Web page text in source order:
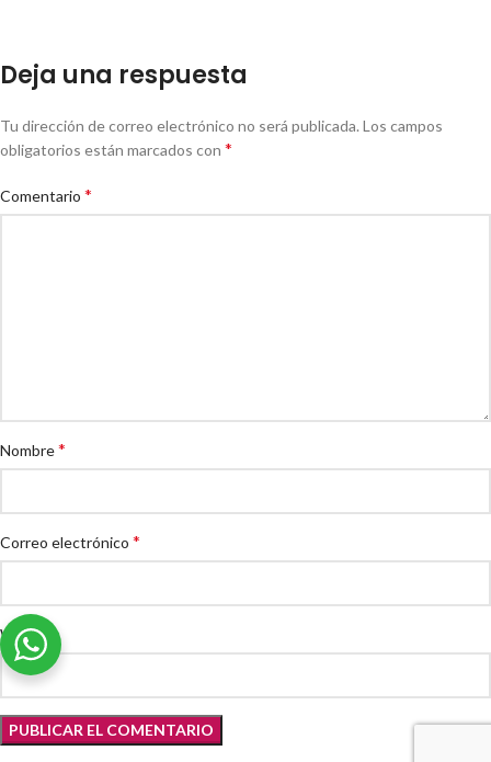
Deja una respuesta
Tu dirección de correo electrónico no será publicada. Los campos
obligatorios están marcados con *
Comentario *
Nombre*
Correo electrónico *
Web